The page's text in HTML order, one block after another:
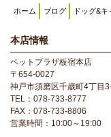
ホーム ブログ ドッグ&キ
本店情報
ペットプラザ板宿本店
〒654-0027
神戸市須磨区千歳町4丁目
TEL：078-733-8777
FAX：078-733-8806
営業時間：10:00～19:00